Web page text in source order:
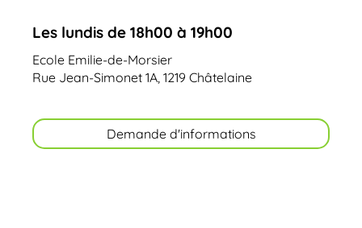
Les lundis de 18h00 à 19h00
Ecole Emilie-de-Morsier
Rue Jean-Simonet 1A, 1219 Châtelaine
Demande d'informations